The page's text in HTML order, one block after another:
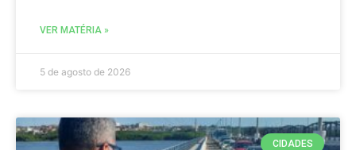
VER MATÉRIA »
5 de agosto de 2026
CIDADES